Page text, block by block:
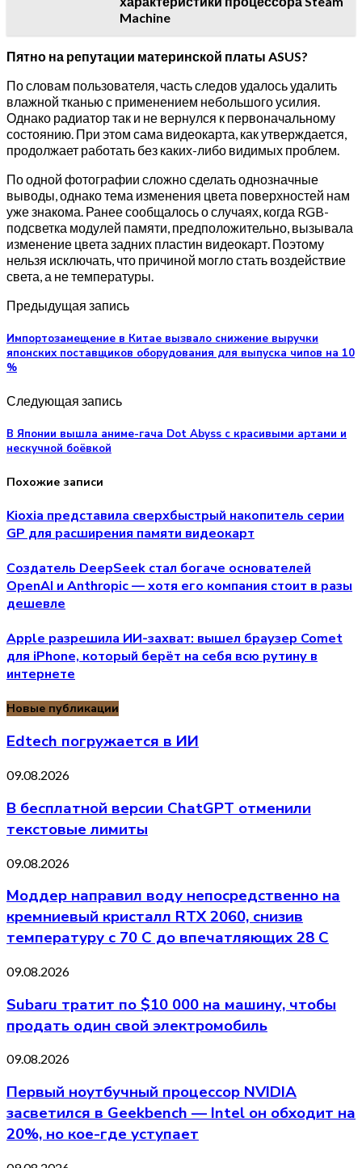
Machine
Пятно на репутации материнской платы ASUS?
По словам пользователя, часть следов удалось удалить
влажной тканью с применением небольшого усилия.
Однако радиатор так и не вернулся к первоначальному
состоянию. При этом сама видеокарта, как утверждается,
продолжает работать без каких-либо видимых проблем.
По одной фотографии сложно сделать однозначные
выводы, однако тема изменения цвета поверхностей нам
уже знакома. Ранее сообщалось о случаях, когда RGB-
подсветка модулей памяти, предположительно, вызывала
изменение цвета задних пластин видеокарт. Поэтому
нельзя исключать, что причиной могло стать воздействие
света, а не температуры.
Предыдущая запись
Импортозамещение в Китае вызвало снижение выручки
японских поставщиков оборудования для выпуска чипов на 10
%
Следующая запись
В Японии вышла аниме-гача Dot Abyss с красивыми артами и
нескучной боёвкой
Похожие записи
Kioxia представила сверхбыстрый накопитель серии
GP для расширения памяти видеокарт
Создатель DeepSeek стал богаче основателей
OpenAI и Anthropic — хотя его компания стоит в разы
дешевле
Apple разрешила ИИ-захват: вышел браузер Comet
для iPhone, который берёт на себя всю рутину в
интернете
Новые публикации
Edtech погружается в ИИ
09.08.2026
В бесплатной версии ChatGPT отменили
текстовые лимиты
09.08.2026
Моддер направил воду непосредственно на
кремниевый кристалл RTX 2060, снизив
температуру с 70 C до впечатляющих 28 C
09.08.2026
Subaru тратит по $10 000 на машину, чтобы
продать один свой электромобиль
09.08.2026
Первый ноутбучный процессор NVIDIA
засветился в Geekbench — Intel он обходит на
20%, но кое-где уступает